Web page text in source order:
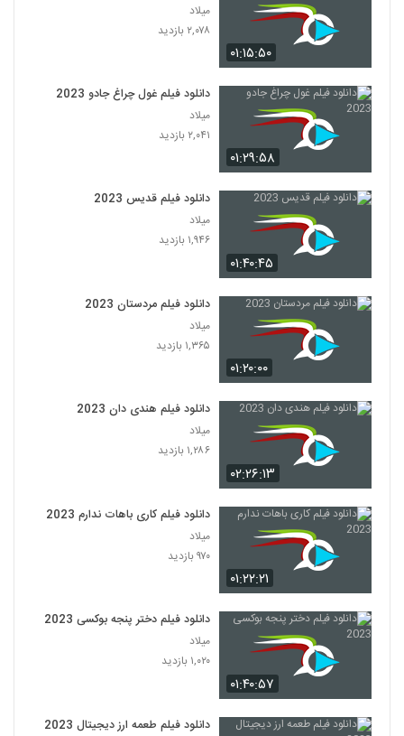
۰۱:۱۵:۵۰
میلاد
۲,۰۷۸ بازدید
۰۱:۲۹:۵۸
دانلود فیلم غول چراغ جادو 2023
میلاد
۲,۰۴۱ بازدید
۰۱:۴۰:۴۵
دانلود فیلم قدیس 2023
میلاد
۱,۹۴۶ بازدید
۰۱:۲۰:۰۰
دانلود فیلم مردستان 2023
میلاد
۱,۳۶۵ بازدید
۰۲:۲۶:۱۳
دانلود فیلم هندی دان 2023
میلاد
۱,۲۸۶ بازدید
۰۱:۲۲:۲۱
دانلود فیلم کاری باهات ندارم 2023
میلاد
۹۷۰ بازدید
۰۱:۴۰:۵۷
دانلود فیلم دختر پنجه بوکسی 2023
میلاد
۱,۰۲۰ بازدید
دانلود فیلم طعمه ارز دیجیتال 2023